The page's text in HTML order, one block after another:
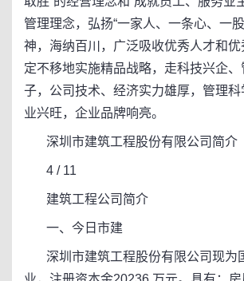
管理理念，弘扬“一家人、一条心、一
神，海纳百川，广泛吸收优秀人才和
定不移地实施精品战略，走科技兴企
子，公司技术、经济实力雄厚，管理
业兴旺，企业品牌响亮。
深圳市建筑工程股份有限公司简介
4 / 11
建筑工程公司简介
一、今日市建
深圳市建筑工程股份有限公司现为